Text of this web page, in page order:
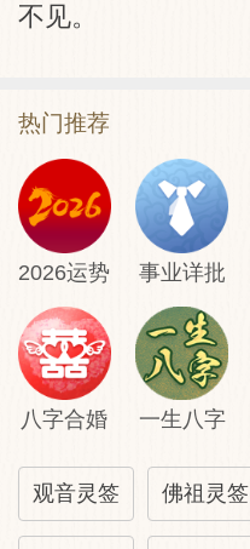
不见。
热门推荐
2026运势 事业详批
八字合婚 一生八字
观音灵签 佛祖灵签